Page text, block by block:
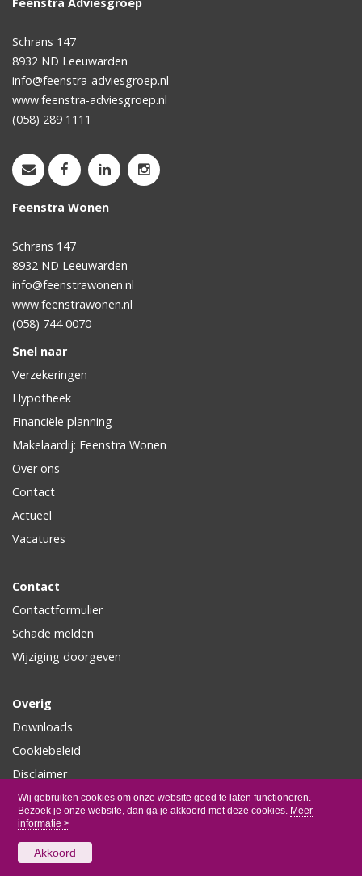
Wij gebruiken cookies om onze website goed te laten functioneren.
Bezoek je onze website, dan ga je akkoord met deze cookies. Meer
informatie >
Akkoord
Schrans 147
8932 ND Leeuwarden
info@feenstra-adviesgroep.nl
www.feenstra-adviesgroep.nl
(058) 289 1111
Feenstra Wonen
Schrans 147
8932 ND Leeuwarden
info@feenstrawonen.nl
www.feenstrawonen.nl
(058) 744 0070
Snel naar
Verzekeringen
Hypotheek
Financiële planning
Makelaardij: Feenstra Wonen
Over ons
Contact
Actueel
Vacatures
Contact
Contactformulier
Schade melden
Wijziging doorgeven
Overig
Downloads
Cookiebeleid
Disclaimer
Privacy